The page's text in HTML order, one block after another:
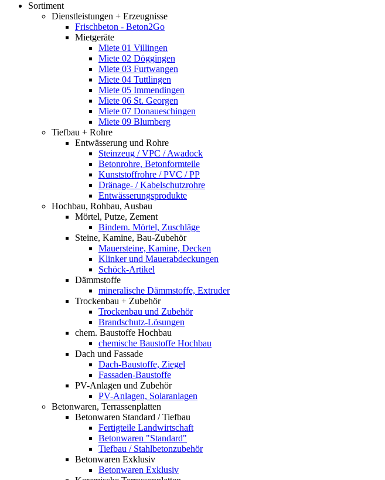
Sortiment
Dienstleistungen + Erzeugnisse
Frischbeton - Beton2Go
Mietgeräte
Miete 01 Villingen
Miete 02 Döggingen
Miete 03 Furtwangen
Miete 04 Tuttlingen
Miete 05 Immendingen
Miete 06 St. Georgen
Miete 07 Donaueschingen
Miete 09 Blumberg
Tiefbau + Rohre
Entwässerung und Rohre
Steinzeug / VPC / Awadock
Betonrohre, Betonformteile
Kunststoffrohre / PVC / PP
Dränage- / Kabelschutzrohre
Entwässerungsprodukte
Hochbau, Rohbau, Ausbau
Mörtel, Putze, Zement
Bindem. Mörtel, Zuschläge
Steine, Kamine, Bau-Zubehör
Mauersteine, Kamine, Decken
Klinker und Mauerabdeckungen
Schöck-Artikel
Dämmstoffe
mineralische Dämmstoffe, Extruder
Trockenbau + Zubehör
Trockenbau und Zubehör
Brandschutz-Lösungen
chem. Baustoffe Hochbau
chemische Baustoffe Hochbau
Dach und Fassade
Dach-Baustoffe, Ziegel
Fassaden-Baustoffe
PV-Anlagen und Zubehör
PV-Anlagen, Solaranlagen
Betonwaren, Terrassenplatten
Betonwaren Standard / Tiefbau
Fertigteile Landwirtschaft
Betonwaren "Standard"
Tiefbau / Stahlbetonzubehör
Betonwaren Exklusiv
Betonwaren Exklusiv